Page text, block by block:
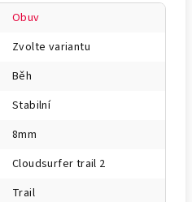
Obuv
Zvolte variantu
Běh
Stabilní
8mm
Cloudsurfer trail 2
Trail